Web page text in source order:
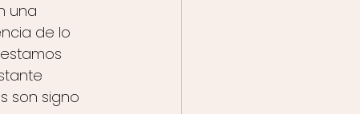
una
de lo
son signo